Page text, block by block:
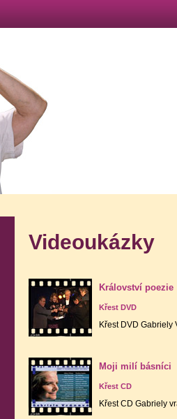
Videoukázky
Království poezie
Křest DVD
Křest DVD Gabriely
Moji milí básníci
Křest CD
Křest CD Gabriely